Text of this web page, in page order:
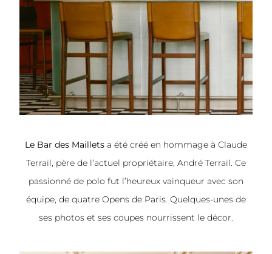
Le Bar des Maillets a été créé en hommage à Claude
Terrail, père de l’actuel propriétaire, André Terrail. Ce
passionné de polo fut l’heureux vainqueur avec son
équipe, de quatre Opens de Paris. Quelques-unes de
ses photos et ses coupes nourrissent le décor.